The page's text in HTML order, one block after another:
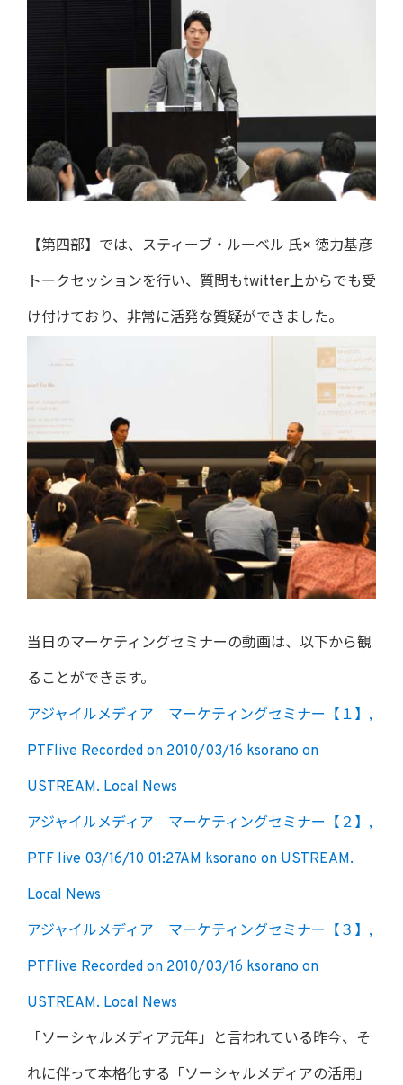
【第四部】では、スティーブ・ルーベル 氏× 徳力基彦
トークセッションを行い、質問もtwitter上からでも受
け付けており、非常に活発な質疑ができました。
当日のマーケティングセミナーの動画は、以下から観
ることができます。
アジャイルメディア マーケティングセミナー【１】,
PTFlive Recorded on 2010/03/16 ksorano on
USTREAM. Local News
アジャイルメディア マーケティングセミナー【２】,
PTF live 03/16/10 01:27AM ksorano on USTREAM.
Local News
アジャイルメディア マーケティングセミナー【３】,
PTFlive Recorded on 2010/03/16 ksorano on
USTREAM. Local News
「ソーシャルメディア元年」と言われている昨今、そ
れに伴って本格化する「ソーシャルメディアの活用」